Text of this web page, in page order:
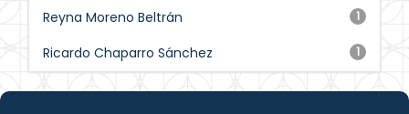
1
Reyna Moreno Beltrán
1
Ricardo Chaparro Sánchez